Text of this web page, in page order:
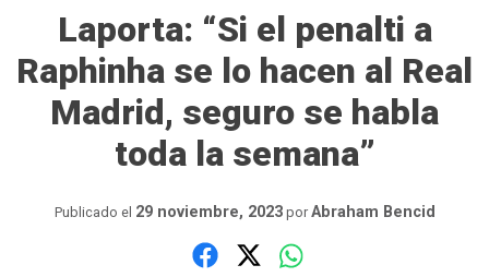
Laporta: “Si el penalti a
Raphinha se lo hacen al Real
Madrid, seguro se habla
toda la semana”
Publicado el 29 noviembre, 2023por Abraham Bencid